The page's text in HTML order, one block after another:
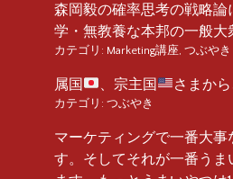
森岡毅の確率思考の戦略
学・無教養な本邦の一般大
カテゴリ: Marketing講座 つぶやき
属国 、宗主国 さまか
カテゴリ: つぶやき
マーケティングで一番大
す。そしてそれが一番うま